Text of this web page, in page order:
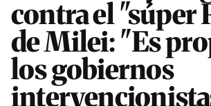
contra el "súper
de Milei: "Es
los gobiernos